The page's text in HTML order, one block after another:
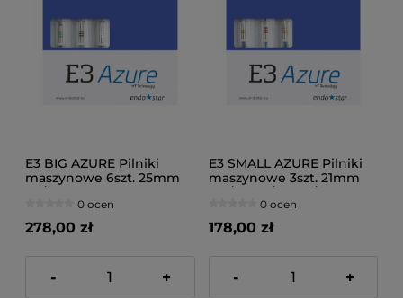
E3 BIG AZURE Pilniki
maszynowe 6szt. 25mm
0 ocen
278,00 zł
- +
E3 SMALL AZURE Pilniki
maszynowe 3szt. 21mm
0 ocen
178,00 zł
- +